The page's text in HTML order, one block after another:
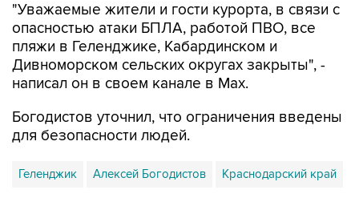
"Уважаемые жители и гости курорта, в связи с
опасностью атаки БПЛА, работой ПВО, все
пляжи в Геленджике, Кабардинском и
Дивноморском сельских округах закрыты", -
написал он в своем канале в Max.
Богодистов уточнил, что ограничения введены
для безопасности людей.
Геленджик Алексей Богодистов Краснодарский край